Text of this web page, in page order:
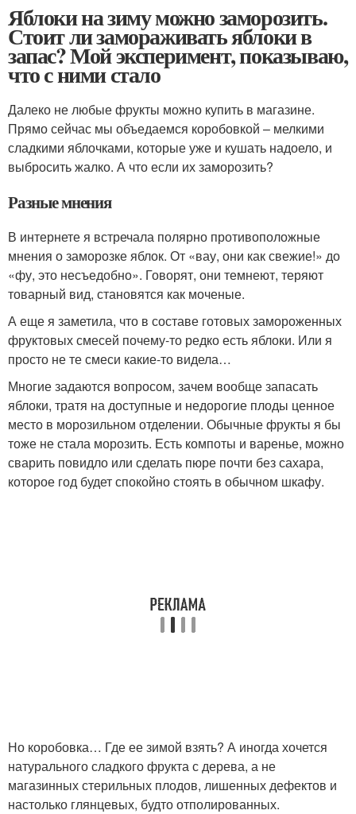
Яблоки на зиму можно заморозить.
Стоит ли замораживать яблоки в
запас? Мой эксперимент, показываю,
что с ними стало
Далеко не любые фрукты можно купить в магазине.
Прямо сейчас мы объедаемся коробовкой – мелкими
сладкими яблочками, которые уже и кушать надоело, и
выбросить жалко. А что если их заморозить?
Разные мнения
В интернете я встречала полярно противоположные
мнения о заморозке яблок. От «вау, они как свежие!» до
«фу, это несъедобно». Говорят, они темнеют, теряют
товарный вид, становятся как моченые.
А еще я заметила, что в составе готовых замороженных
фруктовых смесей почему-то редко есть яблоки. Или я
просто не те смеси какие-то видела…
Многие задаются вопросом, зачем вообще запасать
яблоки, тратя на доступные и недорогие плоды ценное
место в морозильном отделении. Обычные фрукты я бы
тоже не стала морозить. Есть компоты и варенье, можно
сварить повидло или сделать пюре почти без сахара,
которое год будет спокойно стоять в обычном шкафу.
Но коробовка… Где ее зимой взять? А иногда хочется
натурального сладкого фрукта с дерева, а не
магазинных стерильных плодов, лишенных дефектов и
настолько глянцевых, будто отполированных.